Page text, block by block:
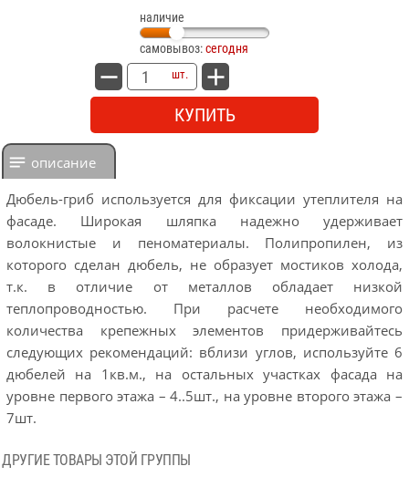
наличие
самовывоз:сегодня
шт.
КУПИТЬ
описание
Дюбель-гриб используется для фиксации утеплителя на
фасаде. Широкая шляпка надежно удерживает
волокнистые и пеноматериалы. Полипропилен, из
которого сделан дюбель, не образует мостиков холода,
т.к. в отличие от металлов обладает низкой
теплопроводностью. При расчете необходимого
количества крепежных элементов придерживайтесь
следующих рекомендаций: вблизи углов, используйте 6
дюбелей на 1кв.м., на остальных участках фасада на
уровне первого этажа – 4..5шт., на уровне второго этажа –
7шт.
ДРУГИЕ ТОВАРЫ ЭТОЙ ГРУППЫ